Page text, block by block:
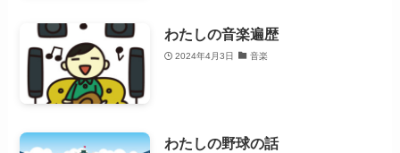
わたしの音楽遍歴
2024年4月3日 音楽
わたしの野球の話